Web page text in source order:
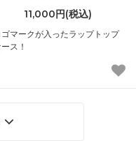
11,000円(税込)
ゴマークが入ったラップトップ
ス！